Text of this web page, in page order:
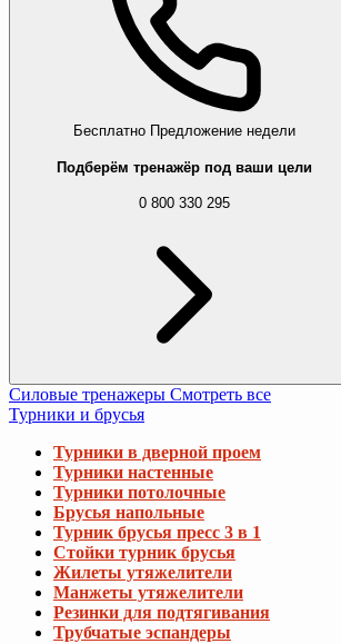
Бесплатно Предложение недели
Подберём тренажёр под ваши цели
0 800 330 295
Силовые тренажеры Смотреть все
Турники и брусья
Турники в дверной проем
Турники настенные
Турники потолочные
Брусья напольные
Турник брусья пресс 3 в 1
Стойки турник брусья
Жилеты утяжелители
Манжеты утяжелители
Резинки для подтягивания
Трубчатые эспандеры